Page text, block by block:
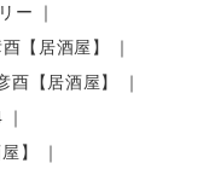
ー
【居酒屋】
酉【居酒屋】
】